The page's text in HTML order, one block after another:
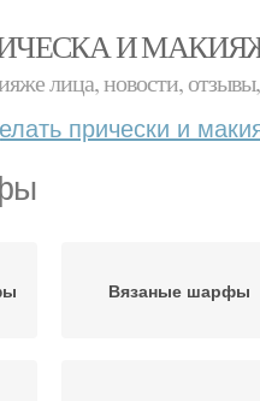
И
лица, новости,
прически и
Вязаные шарфы